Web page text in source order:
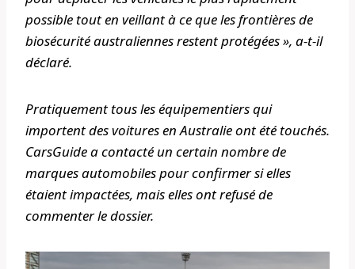
possible tout en veillant à ce que les frontières de
biosécurité australiennes restent protégées », a-t-il
déclaré.
Pratiquement tous les équipementiers qui
importent des voitures en Australie ont été touchés.
CarsGuidea contacté un certain nombre de
marques automobiles pour confirmer si elles
étaient impactées, mais elles ont refusé de
commenter le dossier.